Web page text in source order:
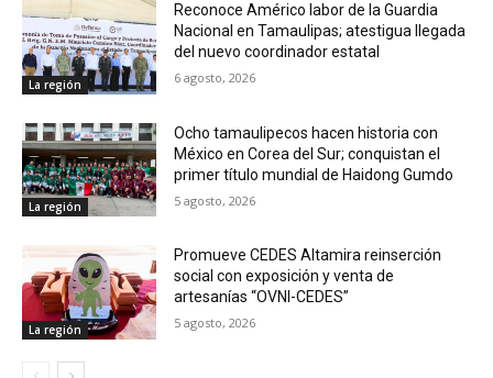
La región
Reconoce Américo labor de la Guardia
Nacional en Tamaulipas; atestigua llegada
del nuevo coordinador estatal
6 agosto, 2026
La región
Ocho tamaulipecos hacen historia con
México en Corea del Sur; conquistan el
primer título mundial de Haidong Gumdo
5 agosto, 2026
La región
Promueve CEDES Altamira reinserción
social con exposición y venta de
artesanías “OVNI-CEDES”
5 agosto, 2026